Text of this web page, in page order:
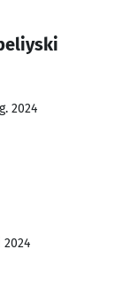
2024
2024